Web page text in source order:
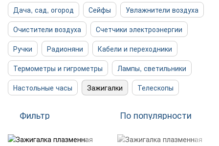
Дача, сад, огород
Сейфы
Увлажнители воздуха
Очистители воздуха
Счетчики электроэнергии
Ручки
Радионяни
Кабели и переходники
Термометры и гигрометры
Лампы, светильники
Настольные часы
Зажигалки Телескопы
Фильтр По популярности